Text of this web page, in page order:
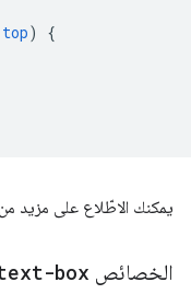
top)
{
يمكنك الاطّلاع على مزيد
الخصائص box